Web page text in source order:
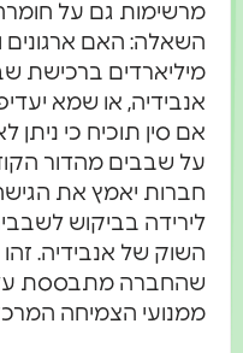
מרשימות גם על
השאלה: האם ארגונים
אנבידיה, או שמא
אם סין תוכיח כי ניתן
על שבבים מהדור
חברות יאמץ את
לירידה בביקוש
השוק של אנבידיה.
ממנועי הצמיחה